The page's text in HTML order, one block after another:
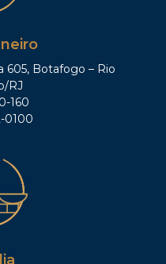
605, Botafogo – Rio
RJ
160
0100